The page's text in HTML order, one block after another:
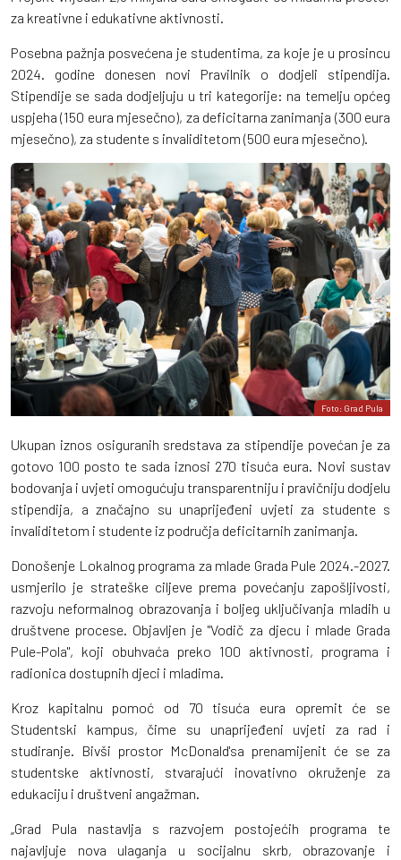
za kreativne i edukativne aktivnosti.
Posebna pažnja posvećena je studentima, za koje je u prosincu
2024. godine donesen novi Pravilnik o dodjeli stipendija.
Stipendije se sada dodjeljuju u tri kategorije: na temelju općeg
uspjeha (150 eura mjesečno), za deficitarna zanimanja (300 eura
mjesečno), za studente s invaliditetom (500 eura mjesečno).
Foto: Grad Pula
Ukupan iznos osiguranih sredstava za stipendije povećan je za
gotovo 100 posto te sada iznosi 270 tisuća eura. Novi sustav
bodovanja i uvjeti omogućuju transparentniju i pravičniju dodjelu
stipendija, a značajno su unaprijeđeni uvjeti za studente s
invaliditetom i studente iz područja deficitarnih zanimanja.
Donošenje Lokalnog programa za mlade Grada Pule 2024.-2027.
usmjerilo je strateške ciljeve prema povećanju zapošljivosti,
razvoju neformalnog obrazovanja i boljeg uključivanja mladih u
društvene procese. Objavljen je "Vodič za djecu i mlade Grada
Pule-Pola", koji obuhvaća preko 100 aktivnosti, programa i
radionica dostupnih djeci i mladima.
Kroz kapitalnu pomoć od 70 tisuća eura opremit će se
Studentski kampus, čime su unaprijeđeni uvjeti za rad i
studiranje. Bivši prostor McDonald'sa prenamijenit će se za
studentske aktivnosti, stvarajući inovativno okruženje za
edukaciju i društveni angažman.
„Grad Pula nastavlja s razvojem postojećih programa te
najavljuje nova ulaganja u socijalnu skrb, obrazovanje i